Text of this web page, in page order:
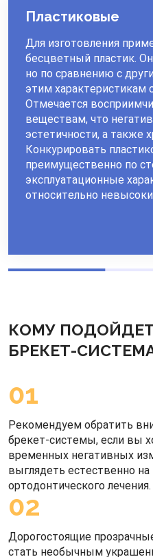
в используемых
влияют на цену
Прозрачные брекеты
классические. Есть дуга,
поверхности зубов, а
удерживающие эту
Пластиковые
Для изготовления
бесцветный пластик.
но по сравнению с
этим характеристикам
Отмечается
веществам, что
эстетичности, а также
Конкурировать
преимущественно по
эксплуатационные
относительно
КОМУ
БРЕКЕТ-
01
Рекомендуем обратить
брекет-системы, если вы
временных негативных
выглядеть естественно
ортодонтического лечения.
02
Дорогостоящие
стать необычным